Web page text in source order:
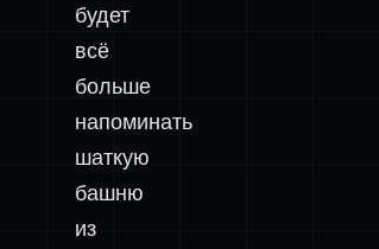
будет
всё
больше
напоминать
шаткую
башню
из